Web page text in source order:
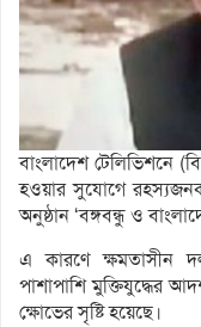
বাংলাদেশ টেলিভিশনে
হওয়ার সুযোগে
অনুষ্ঠান ‘বঙ্গবন্ধু ও
এ কারণে ক্ষমতাসীন
পাশাপাশি মুক্তিযুদ্ধের
ক্ষোভের সৃষ্টি হয়েছে।